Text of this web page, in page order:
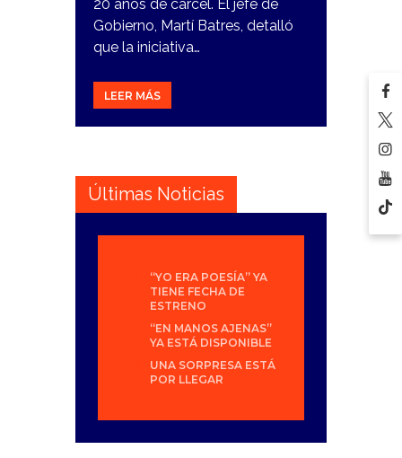
20 años de cárcel. El jefe de
Gobierno, Martí Batres, detalló
que la iniciativa…
LEER MÁS
Últimas Noticias
“YO ERA POESÍA” YA
TIENE FECHA DE
ESTRENO
“EN MANOS AJENAS”
YA ESTÁ DISPONIBLE
UNA SORPRESA ESTÁ
POR LLEGAR